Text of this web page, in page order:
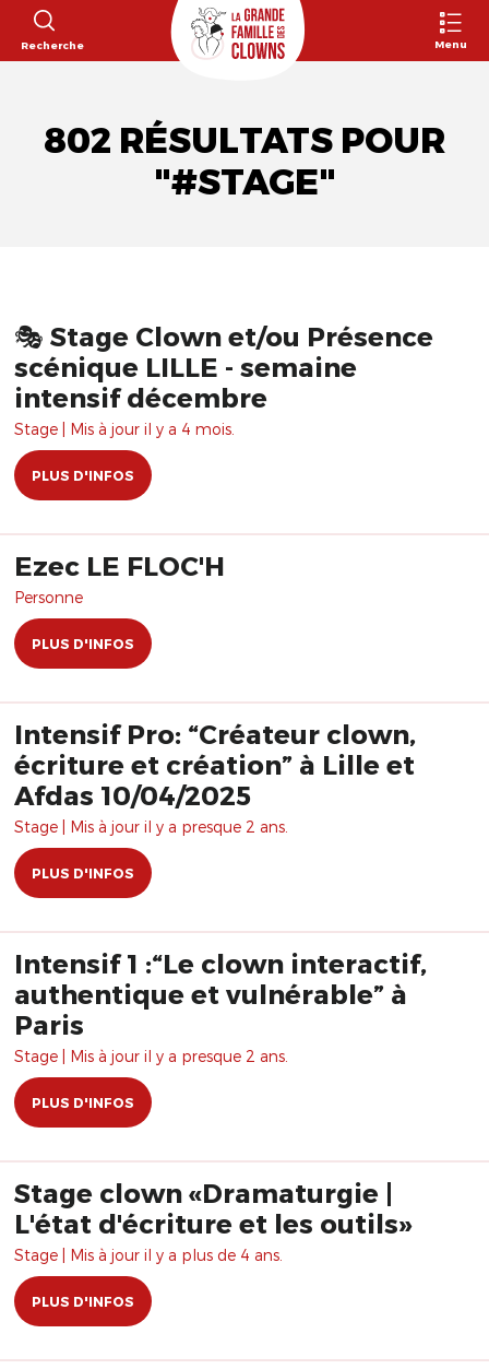
Recherche Menu
802 RÉSULTATS POUR
"#STAGE"
🎭 Stage Clown et/ou Présence
scénique LILLE - semaine
intensif décembre
Stage | Mis à jour il y a 4 mois.
PLUS D'INFOS
Ezec LE FLOC'H
Personne
PLUS D'INFOS
Intensif Pro: “Créateur clown,
écriture et création” à Lille et
Afdas 10/04/2025
Stage | Mis à jour il y a presque 2 ans.
PLUS D'INFOS
Intensif 1 :“Le clown interactif,
authentique et vulnérable” à
Paris
Stage | Mis à jour il y a presque 2 ans.
PLUS D'INFOS
Stage clown «Dramaturgie |
L'état d'écriture et les outils»
Stage | Mis à jour il y a plus de 4 ans.
PLUS D'INFOS